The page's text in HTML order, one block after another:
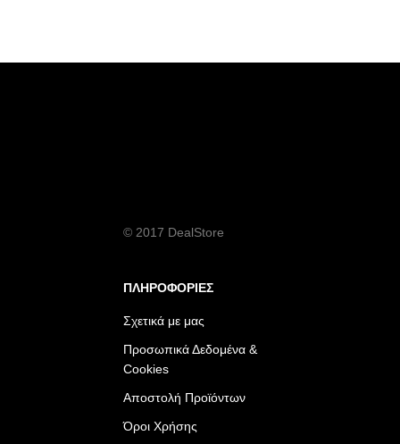
© 2017 DealStore
ΠΛΗΡΟΦΟΡΙΕΣ
Σχετικά με μας
Προσωπικά Δεδομένα &
Cookies
Αποστολή Προϊόντων
Όροι Χρήσης